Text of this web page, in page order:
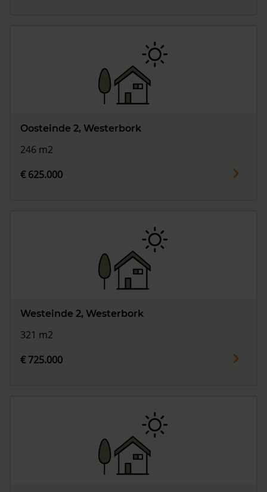
Oosteinde 2, Westerbork
246 m2
€ 625.000
Westeinde 2, Westerbork
321 m2
€ 725.000